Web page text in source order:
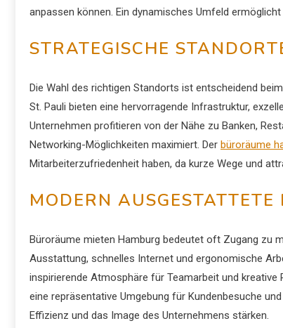
anpassen können. Ein dynamisches Umfeld
STRATEGISCHE
Die Wahl des richtigen Standorts ist entscheidend
St. Pauli bieten eine hervorragende Infrastruktur,
Unternehmen profitieren von der Nähe zu Banken,
Networking-Möglichkeiten maximiert. Der büroräume
Mitarbeiterzufriedenheit haben, da kurze Wege und
MODERN AUSGESTATTETE
Büroräume mieten Hamburg bedeutet oft Zugang zu
Ausstattung, schnelles Internet und ergonomische
inspirierende Atmosphäre für Teamarbeit und
eine repräsentative Umgebung für Kundenbesuche
Effizienz und das Image des Unternehmens stärken.